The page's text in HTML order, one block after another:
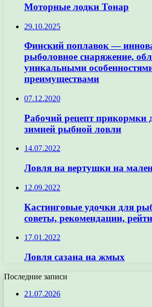
Моторные лодки Тонар
29.10.2025
Финский поплавок —
рыболовное снаряжение,
уникальными
преимуществами
07.12.2020
Рабочий рецепт прикормки
зимней рыбной ловли
14.07.2022
Ловля на вертушки на
12.09.2022
Кастинговые удочки для
советы, рекомендации,
17.01.2022
Ловля сазана на жмых
Последние записи
21.07.2026